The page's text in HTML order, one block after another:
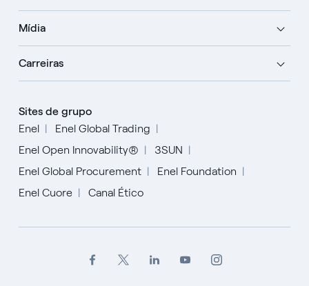
Mídia
Carreiras
Sites de grupo
Enel
Enel Global Trading
Enel Open Innovability®
3SUN
Enel Global Procurement
Enel Foundation
Enel Cuore
Canal Ético